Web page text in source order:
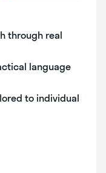
through real
language
to individual